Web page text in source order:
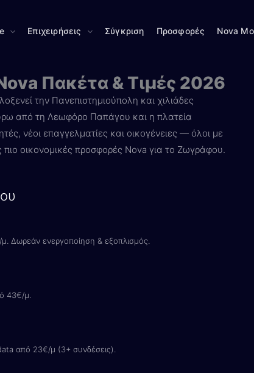
Επιχειρήσεις Σύγκριση Προσφορές Nova
Πακέτα & Τιμές 2026
την Πανεπιστημιούπολη και χιλιάδες
από τη Λεωφόρο Παπάγου και η πλατεία
νέοι επαγγελματίες και οικογένειες — όλοι με
οικονομικές προσφορές Nova για το Ζωγράφου.
Δωρεάν ενεργοποίηση & εξοπλισμός.
43€/μ.
από 23€/μ (3+ συνδέσεις).